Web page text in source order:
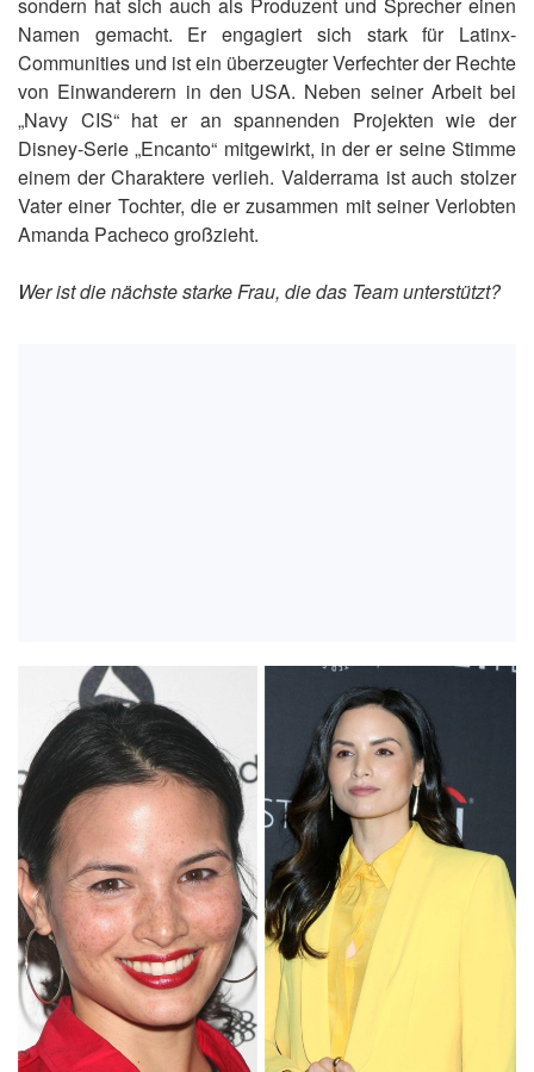
Namen gemacht. Er engagiert sich stark für Latinx-
Communities und ist ein überzeugter Verfechter der Rechte
von Einwanderern in den USA. Neben seiner Arbeit bei
„Navy CIS“ hat er an spannenden Projekten wie der
Disney-Serie „Encanto“ mitgewirkt, in der er seine Stimme
einem der Charaktere verlieh. Valderrama ist auch stolzer
Vater einer Tochter, die er zusammen mit seiner Verlobten
Amanda Pacheco großzieht.
Wer ist die nächste starke Frau, die das Team unterstützt?